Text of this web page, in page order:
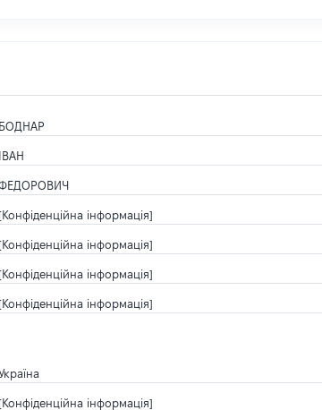
БОДНАР
ІВАН
[Конфіденційна інформація]
[Конфіденційна інформація]
[Конфіденційна інформація]
[Конфіденційна інформація]
[Конфіденційна інформація]